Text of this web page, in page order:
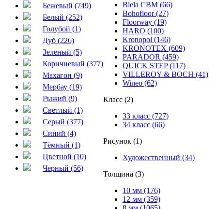
Бежевый (749)
Белый (252)
Голубой (1)
Дуб (226)
Зеленый (5)
Коричневый (377)
Махагон (9)
Мербау (19)
Рыжий (9)
Светлый (1)
Серый (377)
Синий (4)
Тёмный (1)
Цветной (10)
Черный (56)
Biela CBM (66)
Bohofloor (27)
Floorway (19)
HARO (100)
Kronopol (146)
KRONOTEX (609)
PARADOR (459)
QUICK STEP (117)
VILLEROY & BOCH (41)
Wineo (62)
Класс (2)
33 класс (727)
34 класс (66)
Рисунок (1)
Художественный (34)
Толщина (3)
10 мм (176)
12 мм (359)